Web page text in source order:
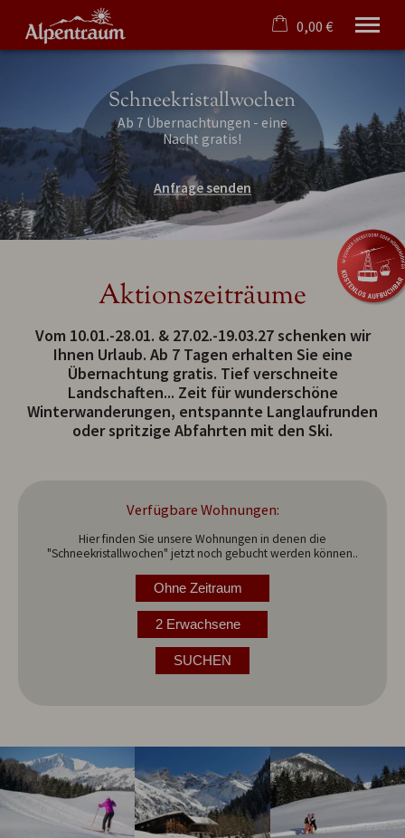
Ohne Zeitraum
Beliebige Personenzahl
Ferienwohnungen/-häuser
Oberstdorf
Hörnerdörfer
Angebote
Deutsch
0,00 €
Warenkorb ist leer
Schneekristallwochen
Ab 7 Übernachtungen - eine
Nacht gratis!
Anfrage senden
Aktionszeiträume
Vom 10.01.-28.01. & 27.02.-19.03.27 schenken wir
Ihnen Urlaub. Ab 7 Tagen erhalten Sie eine
Übernachtung gratis. Tief verschneite
Landschaften... Zeit für wunderschöne
Winterwanderungen, entspannte Langlaufrunden
oder spritzige Abfahrten mit den Ski.
Verfügbare Wohnungen:
Hier finden Sie unsere Wohnungen in denen die
"Schneekristallwochen" jetzt noch gebucht werden können..
Ohne Zeitraum
2 Erwachsene
SUCHEN